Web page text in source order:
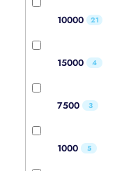
10000 21
15000 4
7500 3
1000 5